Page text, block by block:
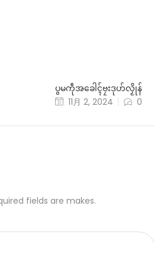
ပွမကဵုအခေါၚ်ဗၠးဒုဟ်လၟိုန်
11月 2, 2024
0
fields are makes.